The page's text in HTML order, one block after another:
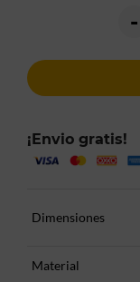
-
¡Envio gratis!
Dimensiones
Material